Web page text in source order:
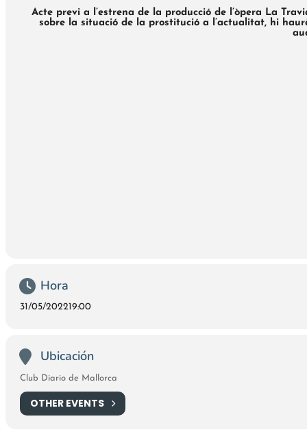
Acte previ a l’estrena de la producció de l’òpera La
sobre la situació de la prostitució a l’actualitat, hi
Hora
31/05/202219:00
Ubicación
Club Diario de Mallorca
OTHER EVENTS